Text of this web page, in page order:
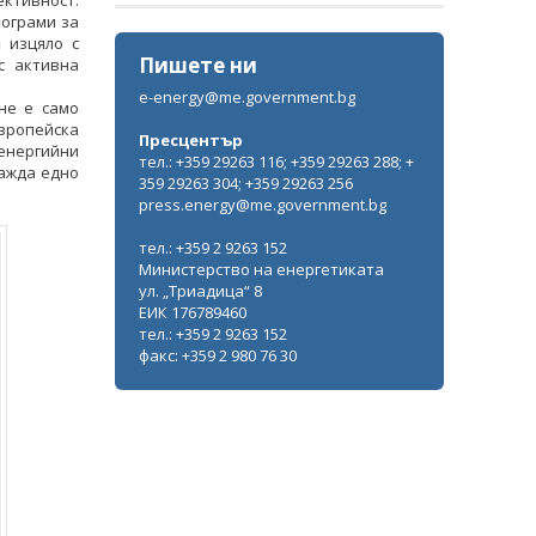
Министър Жечо Станков се срещна с
временно изпълняващия
длъжността посланик на САЩ Х.
Мартин Макдауъл
ВСИЧКИ ФОТОГАЛЕРИИ
за
изцяло с
активна
е само
едно
Пишете ни
e-energy@me.government.bg
Пресцентър
тел.: +359 29263 116; +359 29263 288; +
359 29263 304; +359 29263 256
press.energy@me.government.bg
тел.: +359 2 9263 152
Министерство на енергетиката
ул. „Триадица“ 8
ЕИК 176789460
тел.: +359 2 9263 152
факс: +359 2 980 76 30